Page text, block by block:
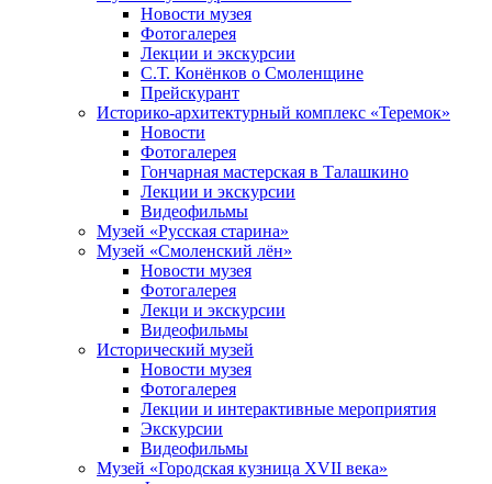
Новости музея
Фотогалерея
Лекции и экскурсии
С.Т. Конёнков о Смоленщине
Прейскурант
Историко-архитектурный комплекс «Теремок»
Новости
Фотогалерея
Гончарная мастерская в Талашкино
Лекции и экскурсии
Видеофильмы
Музей «Русская старина»
Музей «Смоленский лён»
Новости музея
Фотогалерея
Лекци и экскурсии
Видеофильмы
Исторический музей
Новости музея
Фотогалерея
Лекции и интерактивные мероприятия
Экскурсии
Видеофильмы
Музей «Городская кузница XVII века»